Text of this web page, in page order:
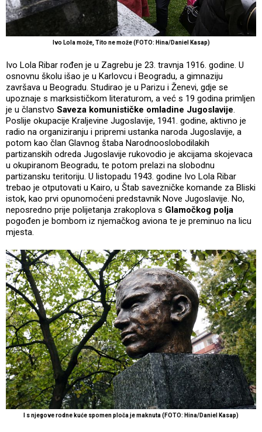
Ivo Lola može, Tito ne može (FOTO: Hina/Daniel Kasap)
Ivo Lola Ribar rođen je u Zagrebu je 23. travnja 1916. godine. U
osnovnu školu išao je u Karlovcu i Beogradu, a gimnaziju
završava u Beogradu. Studirao je u Parizu i Ženevi, gdje se
upoznaje s marksističkom literaturom, a već s 19 godina primljen
je u članstvo Saveza komunističke omladine Jugoslavije.
Poslije okupacije Kraljevine Jugoslavije, 1941. godine, aktivno je
radio na organiziranju i pripremi ustanka naroda Jugoslavije, a
potom kao član Glavnog štaba Narodnooslobodilakih
partizanskih odreda Jugoslavije rukovodio je akcijama skojevaca
u okupiranom Beogradu, te potom prelazi na slobodnu
partizansku teritoriju. U listopadu 1943. godine Ivo Lola Ribar
trebao je otputovati u Kairo, u Štab savezničke komande za Bliski
istok, kao prvi opunomoćeni predstavnik Nove Jugoslavije. No,
neposredno prije polijetanja zrakoplova s Glamočkog polja
pogođen je bombom iz njemačkog aviona te je preminuo na licu
mjesta.
I s njegove rodne kuće spomen ploča je maknuta (FOTO: Hina/Daniel Kasap)